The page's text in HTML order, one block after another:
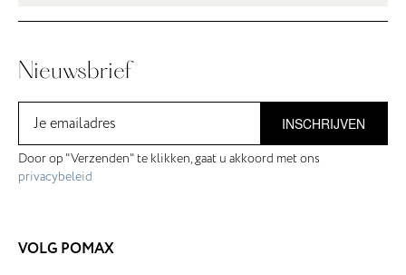
Nieuwsbrief
INSCHRIJVEN
Door op "Verzenden" te klikken, gaat u akkoord met ons
privacybeleid
VOLG POMAX